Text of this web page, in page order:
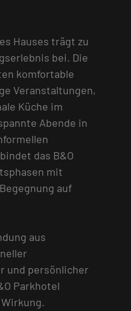
Hauses trägt zu
bei. Die
komfortable
Veranstaltungen,
Küche im
Abende in
das B&O
mit
auf
aus
und persönlicher
Parkhotel